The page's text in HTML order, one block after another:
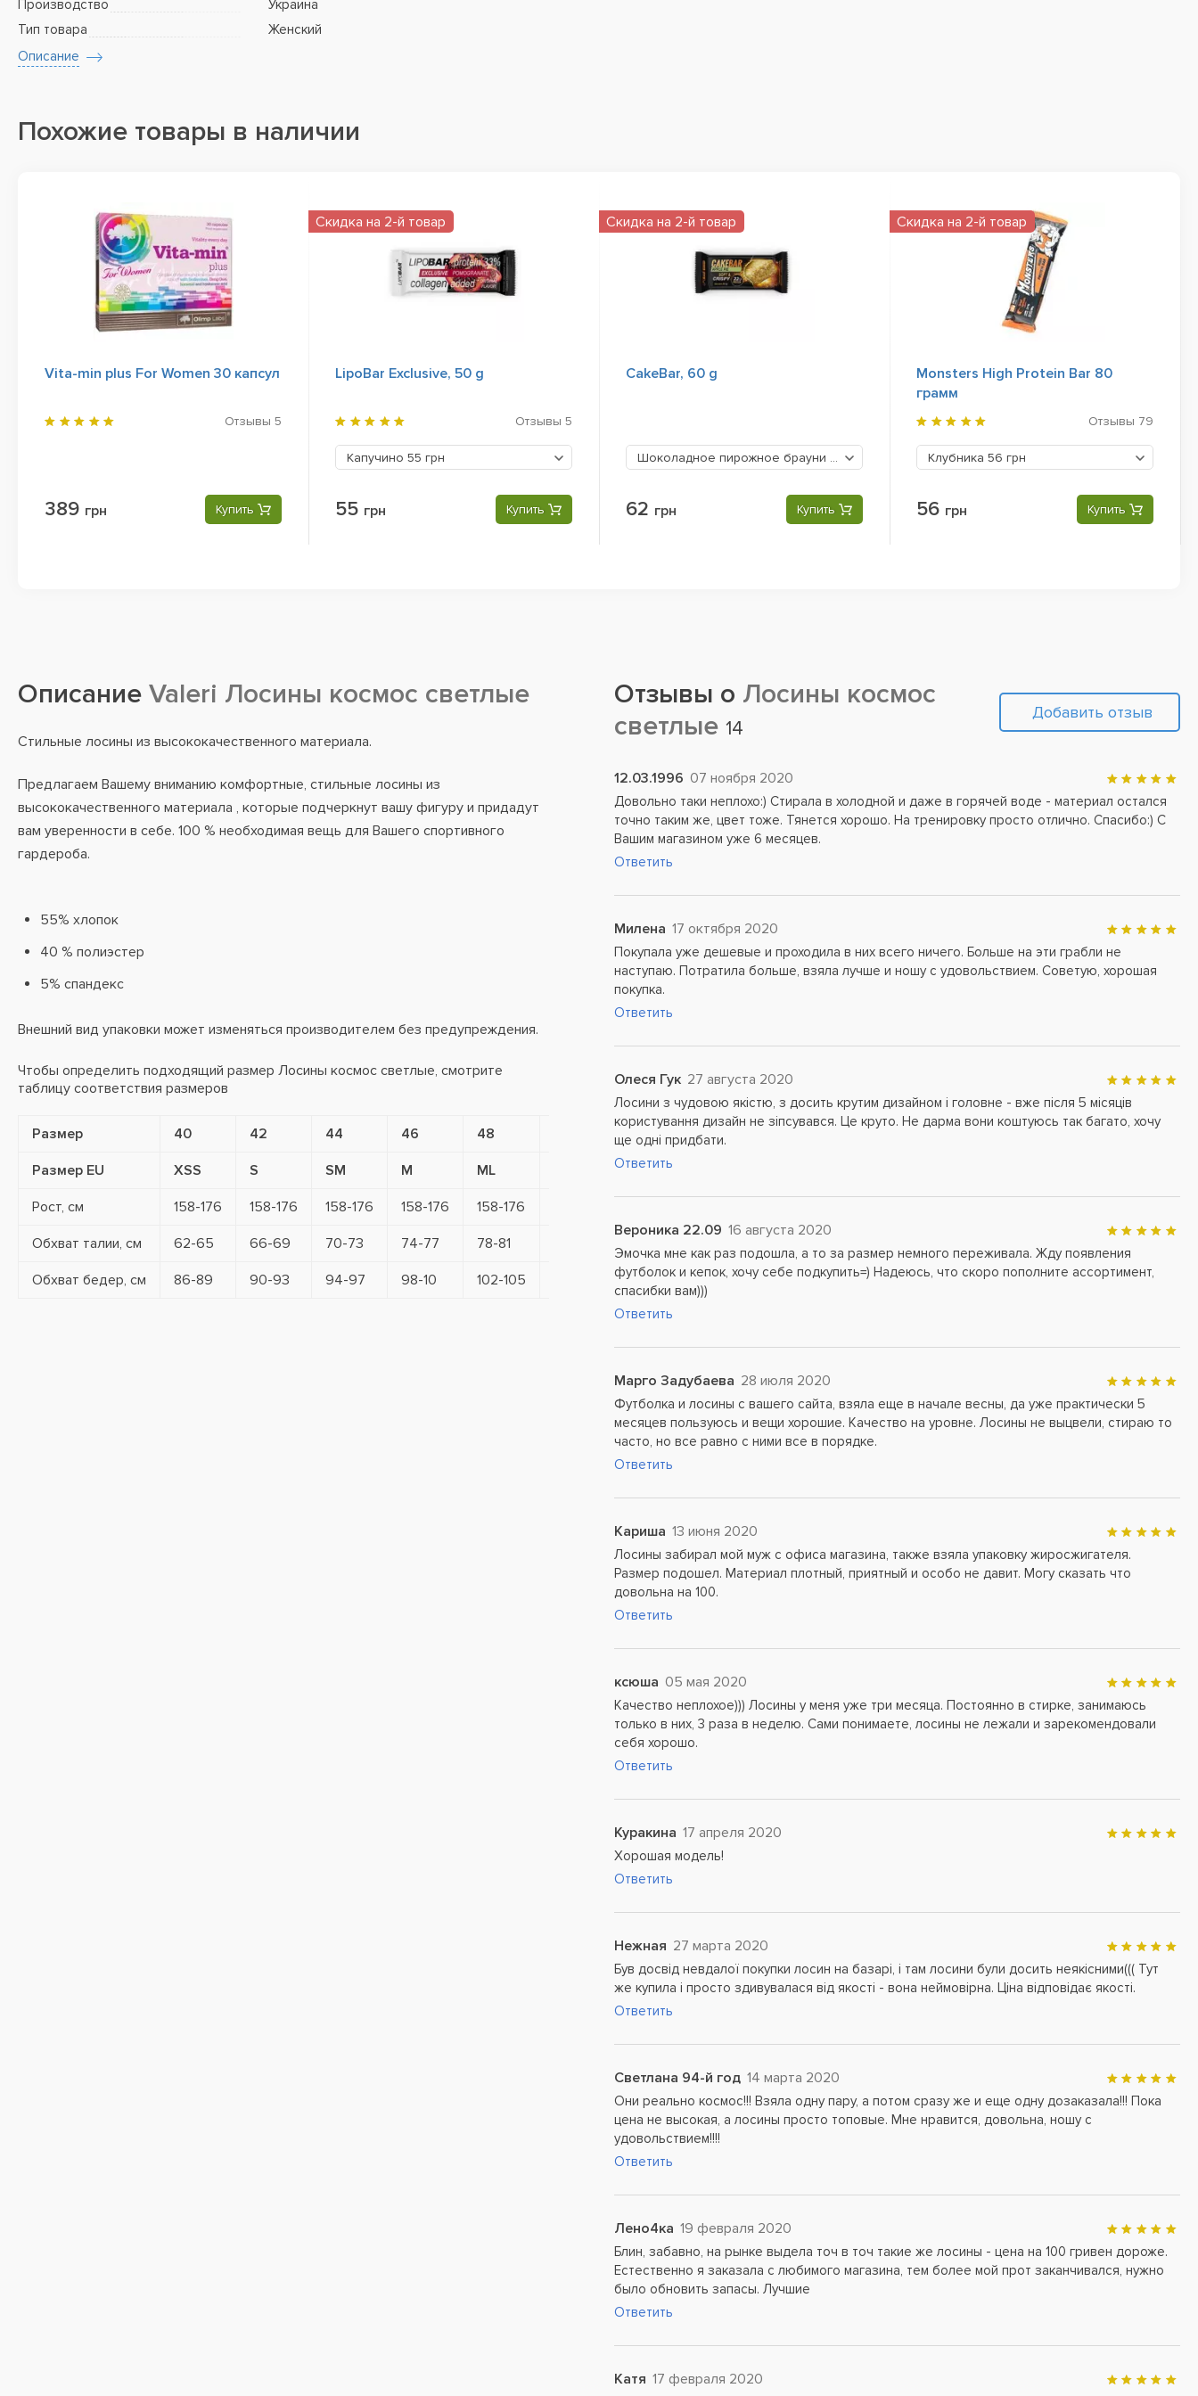
Производство
Украина
Тип товара
Женский
Описание
Похожие товары в наличии
Vita-min plus For Women 30 капсул
Отзывы 5
389 грн Купить
LipoBar Exclusive, 50 g
Отзывы 5
Капучино 55 грн
55 грн Купить
Скидка на 2-й товар
CakeBar, 60 g
Шоколадное пирожное брауни
62 грн
62 грн Купить
Скидка на 2-й товар
Monsters High Protein Bar 80
грамм
Отзывы 79
Клубника 56 грн
56 грн Купить
Скидка на 2-й товар
Описание Valeri Лосины космос светлые
Стильные лосины из высококачественного материала.
Предлагаем Вашему вниманию комфортные, стильные лосины из
высококачественного материала , которые подчеркнут вашу фигуру и придадут
вам уверенности в себе. 100 % необходимая вещь для Вашего спортивного
гардероба.
55% хлопок
40 % полиэстер
5% спандекс
Внешний вид упаковки может изменяться производителем без предупреждения.
Чтобы определить подходящий размер Лосины космос светлые, смотрите
таблицу соответствия размеров
Размер 40 42 44 46 48 52 54 56 58
Размер EU XSS S SM M ML LXL
Рост, см 158-176 158-176 158-176 158-176 158-176
Обхват талии, см 62-65 66-69 70-73 74-77 78-81
Обхват бедер, см 86-89 90-93 94-97 98-10 102-105 110-113 114-117 118-121 122-125
Отзывы о Лосины космос
светлые14
Добавить отзыв
12.03.1996 07 ноября 2020
Довольно таки неплохо:) Стирала в холодной и даже в горячей воде - материал остался
точно таким же, цвет тоже. Тянется хорошо. На тренировку просто отлично. Спасибо:) С
Вашим магазином уже 6 месяцев.
Ответить
Милена 17 октября 2020
Покупала уже дешевые и проходила в них всего ничего. Больше на эти грабли не
наступаю. Потратила больше, взяла лучше и ношу с удовольствием. Советую, хорошая
покупка.
Ответить
Олеся Гук 27 августа 2020
Лосини з чудовою якістю, з досить крутим дизайном і головне - вже після 5 місяців
користування дизайн не зіпсувався. Це круто. Не дарма вони коштуюсь так багато, хочу
ще одні придбати.
Ответить
Вероника 22.09 16 августа 2020
Эмочка мне как раз подошла, а то за размер немного переживала. Жду появления
футболок и кепок, хочу себе подкупить=) Надеюсь, что скоро пополните ассортимент,
спасибки вам)))
Ответить
Марго Задубаева 28 июля 2020
Футболка и лосины с вашего сайта, взяла еще в начале весны, да уже практически 5
месяцев пользуюсь и вещи хорошие. Качество на уровне. Лосины не выцвели, стираю то
часто, но все равно с ними все в порядке.
Ответить
Кариша 13 июня 2020
Лосины забирал мой муж с офиса магазина, также взяла упаковку жиросжигателя.
Размер подошел. Материал плотный, приятный и особо не давит. Могу сказать что
довольна на 100.
Ответить
ксюша 05 мая 2020
Качество неплохое))) Лосины у меня уже три месяца. Постоянно в стирке, занимаюсь
только в них, 3 раза в неделю. Сами понимаете, лосины не лежали и зарекомендовали
себя хорошо.
Ответить
Куракина 17 апреля 2020
Хорошая модель!
Ответить
Нежная 27 марта 2020
Був досвід невдалої покупки лосин на базарі, і там лосини були досить неякісними((( Тут
же купила і просто здивувалася від якості - вона неймовірна. Ціна відповідає якості.
Ответить
Светлана 94-й год 14 марта 2020
Они реально космос!!! Взяла одну пару, а потом сразу же и еще одну дозаказала!!! Пока
цена не высокая, а лосины просто топовые. Мне нравится, довольна, ношу с
удовольствием!!!!
Ответить
Лено4ка 19 февраля 2020
Блин, забавно, на рынке выдела точ в точ такие же лосины - цена на 100 гривен дороже.
Естественно я заказала с любимого магазина, тем более мой прот заканчивался, нужно
было обновить запасы. Лучшие
Ответить
Катя 17 февраля 2020